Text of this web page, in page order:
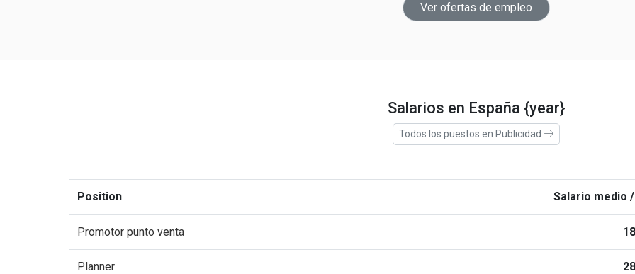
Ver ofertas de empleo
Salarios en España {year}
Todos los puestos en Publicidad
Position Salario medio
Promotor punto venta
Planner